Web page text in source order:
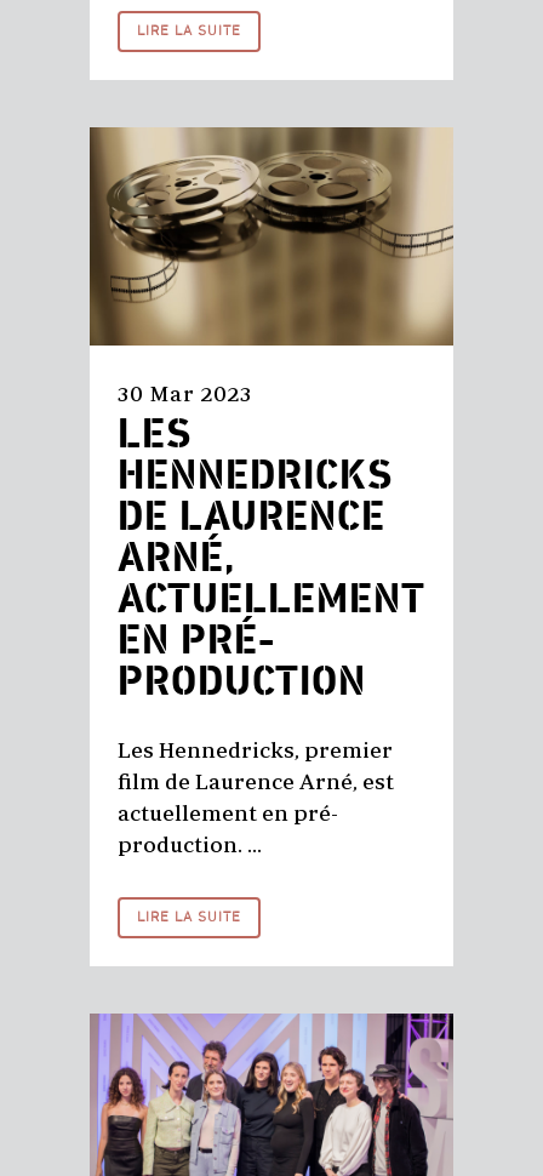
LIRE LA SUITE
30 Mar 2023
LES
HENNEDRICKS
DE LAURENCE
ARNÉ,
ACTUELLEMENT
EN PRÉ-
PRODUCTION
Les Hennedricks, premier
film de Laurence Arné, est
actuellement en pré-
production. ...
LIRE LA SUITE